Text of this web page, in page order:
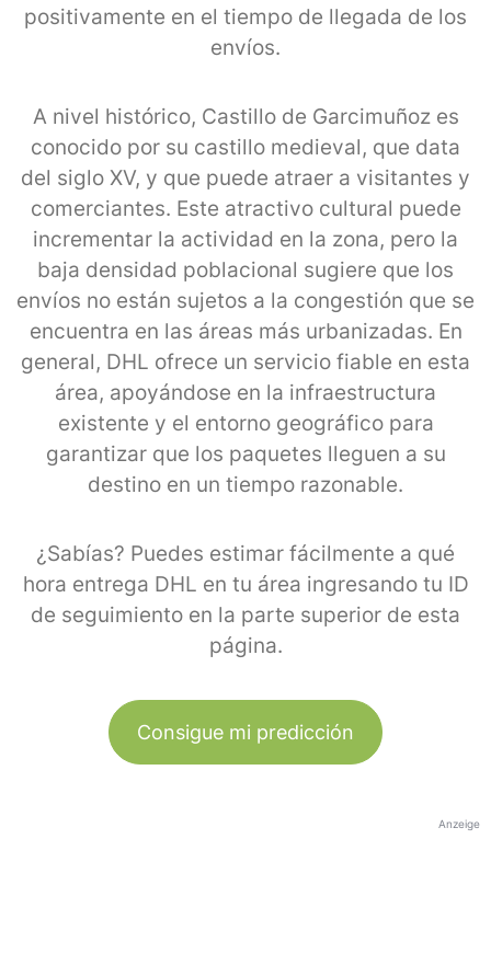
positivamente en el tiempo de llegada de los
envíos.
A nivel histórico, Castillo de Garcimuñoz es
conocido por su castillo medieval, que data
del siglo XV, y que puede atraer a visitantes y
comerciantes. Este atractivo cultural puede
incrementar la actividad en la zona, pero la
baja densidad poblacional sugiere que los
envíos no están sujetos a la congestión que se
encuentra en las áreas más urbanizadas. En
general, DHL ofrece un servicio fiable en esta
área, apoyándose en la infraestructura
existente y el entorno geográfico para
garantizar que los paquetes lleguen a su
destino en un tiempo razonable.
¿Sabías? Puedes estimar fácilmente a qué
hora entrega DHL en tu área ingresando tu ID
de seguimiento en la parte superior de esta
página.
Consigue mi predicción
Anzeige